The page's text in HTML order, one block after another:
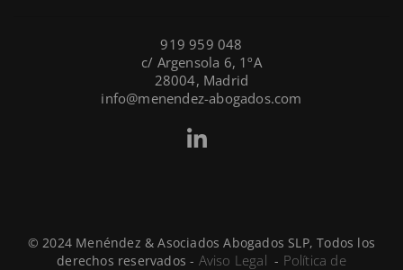
919 959 048
c/ Argensola 6, 1ºA
28004, Madrid
info@menendez-abogados.com
© 2024 Menéndez & Asociados Abogados SLP, Todos los
derechos reservados - Aviso Legal - Política de